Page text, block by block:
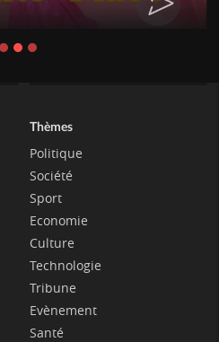
Thèmes
Politique
Société
Sport
Economie
Culture
Technologie
Tribune
Evènement
Santé